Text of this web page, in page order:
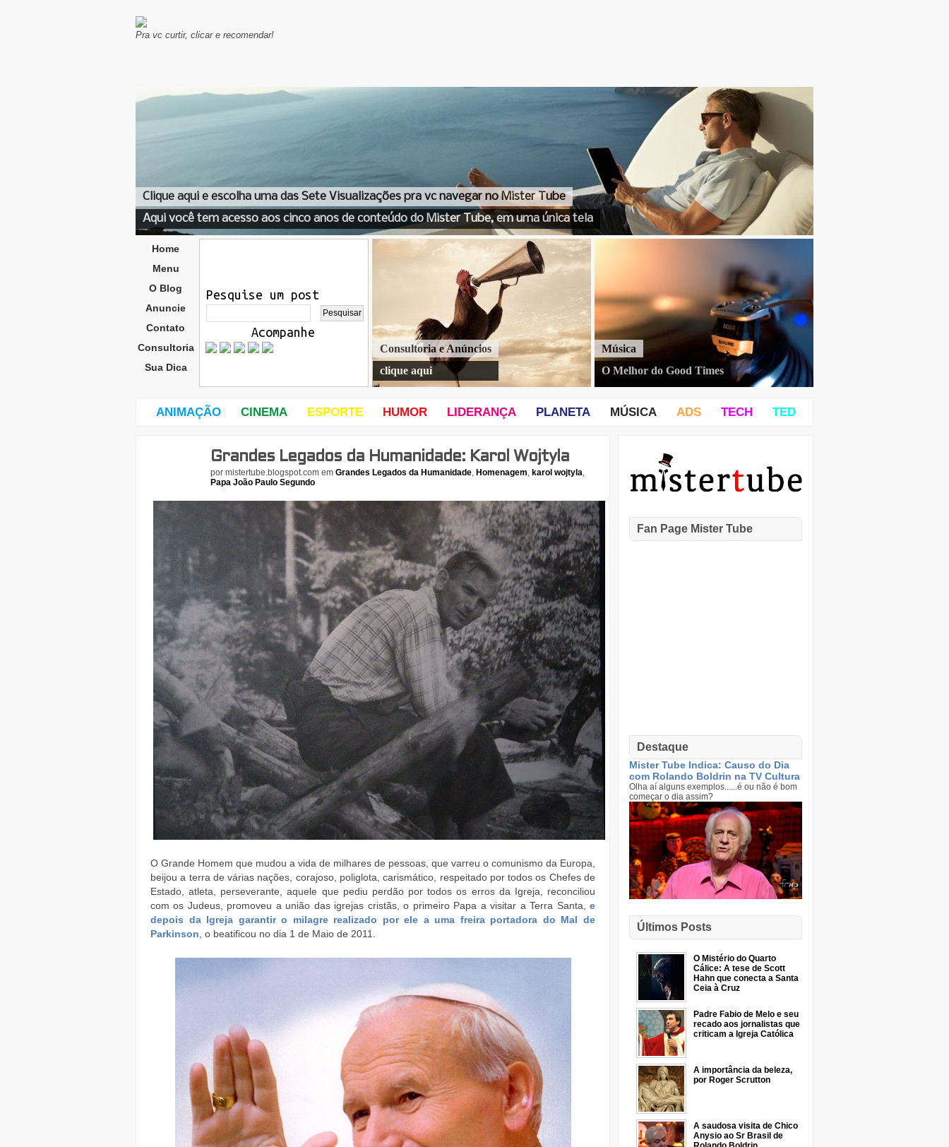
Pra vc curtir, clicar e recomendar!
Clique aqui e escolha uma das Sete Visualizações pra vc navegar no Mister Tube
Aqui você tem acesso aos cinco anos de conteúdo do Mister Tube, em uma única tela
Home
Menu
O Blog
Anuncie
Contato
Consultoria
Sua Dica
Pesquise um post
Acompanhe
Música
O Melhor do Good Times
Consultoria e Anúncios
clique aqui
ANIMAÇÃO CINEMA ESPORTE HUMOR LIDERANÇA PLANETA MÚSICA ADS TECH TED
,
Grandes Legados da Humanidade: Karol Wojtyla
por mistertube.blogspot.com em Grandes Legados da Humanidade, Homenagem, karol wojtyla,
Papa João Paulo Segundo
O Grande Homem que mudou a vida de milhares de pessoas, que varreu o comunismo da Europa,
beijou a terra de várias nações, corajoso, poliglota, carismático, respeitado por todos os Chefes de
Estado, atleta, perseverante, aquele que pediu perdão por todos os erros da Igreja, reconciliou
com os Judeus, promoveu a união das igrejas cristãs, o primeiro Papa a visitar a Terra Santa, e
depois da Igreja garantir o milagre realizado por ele a uma freira portadora do Mal de
Parkinson , o beatificou no dia 1 de Maio de 2011.
Fan Page Mister Tube
Destaque
Mister Tube Indica: Causo do Dia
com Rolando Boldrin na TV Cultura
Olha aí alguns exemplos......é ou não é bom
começar o dia assim?
Últimos Posts
O Mistério do Quarto
Cálice: A tese de Scott
Hahn que conecta a Santa
Ceia à Cruz
Padre Fabio de Melo e seu
recado aos jornalistas que
criticam a Igreja Católica
A importância da beleza,
por Roger Scrutton
A saudosa visita de Chico
Anysio ao Sr Brasil de